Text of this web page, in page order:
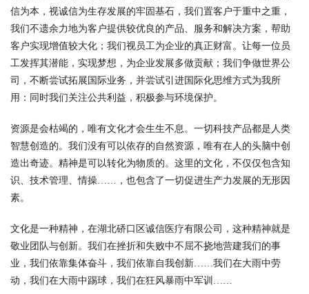
信为本，视诚信为生存发展的牢固基石，我们置客户于重中之重，
我们不遗余力地为客户提供较优良的产品、服务和解决方案，帮助
客户实现增值较大化；我们视员工为企业的真正财富。让每一位员
工发挥其潜能，实现梦想，为企业发展多做贡献；我们争做世界公
司，不断尝试拓展国际业务，并尝试引进国际化思维方式为我所
用：同时我们关注公共利益，积极参与环境保护。
资源是会枯竭的，唯有文化才会生生不息。一切科技产品都是人类
智慧创造的。我们没有可以依存的自然资源，唯有在人的头脑中创
造出奇迹。精神是可以转化为物质的。这里的文化，不仅仅包含知
识、技术管理、情操……，也包含了一切促进生产力发展的无形因
素。
文化是一种精神，在湖北硚口区诚信医疗有限公司，这种精神就是
敬业团队与创新。我们在挫折和失败中不屈不挠地营建我们的事
业，我们依靠集体奋斗，我们依靠自我创新……我们在大雨中劳
动，我们在大雨中踢球，我们在狂风暴雨中军训……